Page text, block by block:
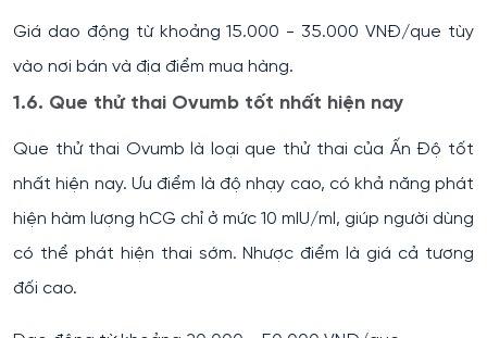
Giá dao động từ khoảng 15.000 - 35.000 VNĐ/que tùy
vào nơi bán và địa điểm mua hàng.
1.6. Que thử thai Ovumb tốt nhất hiện nay
Que thử thai Ovumb là loại que thử thai của Ấn Độ tốt
nhất hiện nay. Ưu điểm là độ nhạy cao, có khả năng phát
hiện hàm lượng hCG chỉ ở mức 10 mIU/ml, giúp người dùng
có thể phát hiện thai sớm. Nhược điểm là giá cả tương
đối cao.